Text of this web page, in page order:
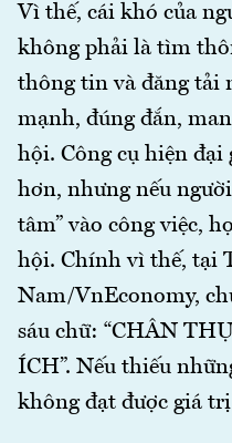
Vì thế, cái khó của
không phải là tìm
thông tin và đăng tải
mạnh, đúng đắn,
hội. Công cụ hiện đại
hơn, nhưng nếu
tâm” vào công việc,
hội. Chính vì thế, tại
Nam/VnEconomy,
sáu chữ: “CHÂN
ÍCH”. Nếu thiếu
không đạt được giá